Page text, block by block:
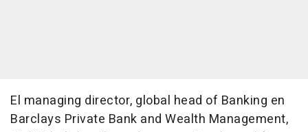
El managing director, global head of Banking en
Barclays Private Bank and Wealth Management,